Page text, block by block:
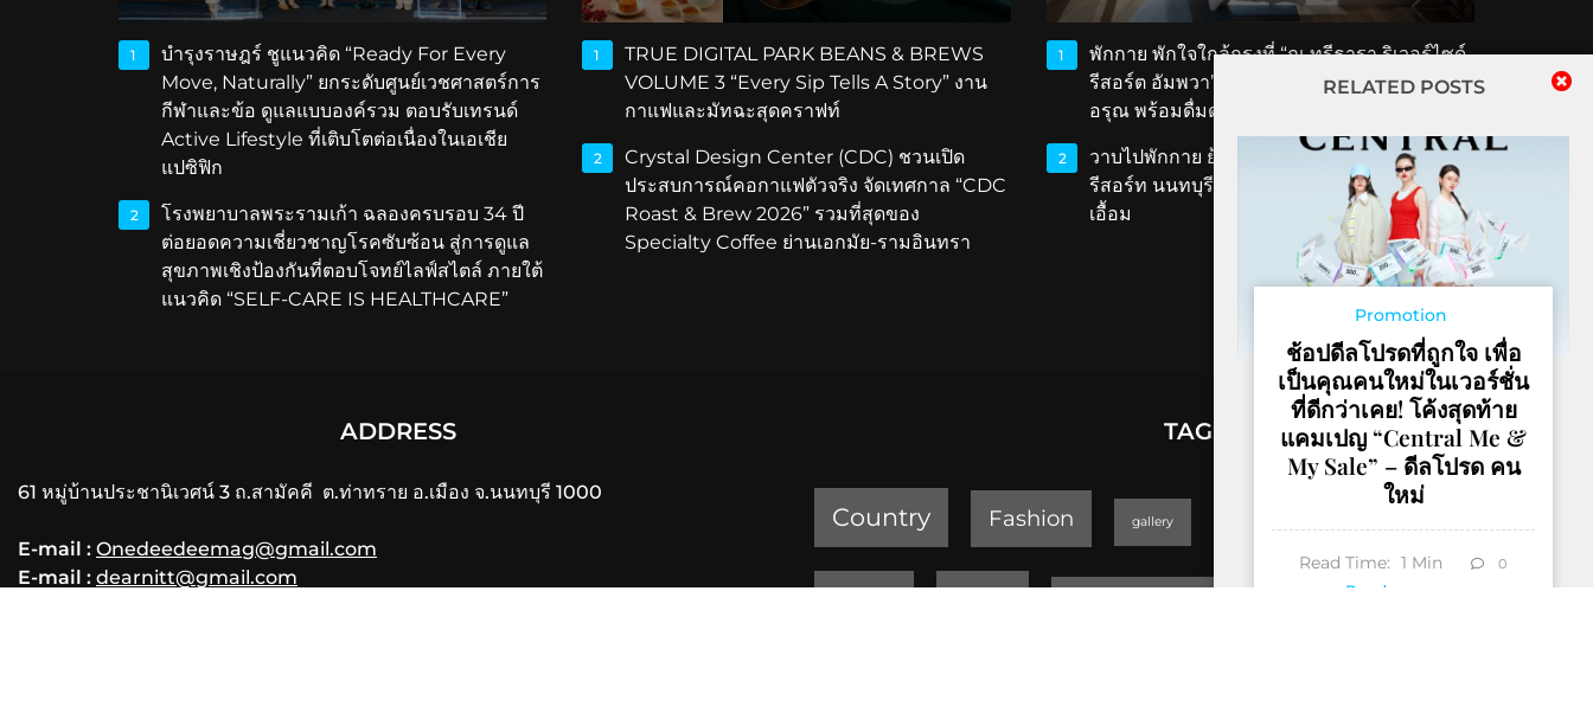
RELATED POSTS
Promotion
ช้อปดีลโปรดที่ถูกใจ เพื่อ
เป็นคุณคนใหม่ในเวอร์ชั่น
ที่ดีกว่าเคย! โค้งสุดท้าย
แคมเปญ “Central Me &
My Sale” – ดีลโปรด คน
ใหม่
Read Time: 1 Min 0
Read more
1
บำรุงราษฎร์ ชูแนวคิด “Ready For Every
Move, Naturally” ยกระดับศูนย์เวชศาสตร์การ
กีฬาและข้อ ดูแลแบบองค์รวม ตอบรับเทรนด์
Active Lifestyle ที่เติบโตต่อเนื่องในเอเชีย
แปซิฟิก
2
โรงพยาบาลพระรามเก้า ฉลองครบรอบ 34 ปี
ต่อยอดความเชี่ยวชาญโรคซับซ้อน สู่การดูแล
สุขภาพเชิงป้องกันที่ตอบโจทย์ไลฟ์สไตล์ ภายใต้
แนวคิด “SELF-CARE IS HEALTHCARE”
1
TRUE DIGITAL PARK BEANS & BREWS
VOLUME 3 “Every Sip Tells A Story” งาน
กาแฟและมัทฉะสุดคราฟท์
2
Crystal Design Center (CDC) ชวนเปิด
ประสบการณ์คอกาแฟตัวจริง จัดเทศกาล “CDC
Roast & Brew 2026” รวมที่สุดของ
Specialty Coffee ย่านเอกมัย-รามอินทรา
1
พักกาย พักใจใกล้กรุงที่ “ณ ทรีธารา ริเวอร์ไซด์
รีสอร์ต อัมพวา” สัมผัสวิถีริมน้ำ ตักบาตรรับ
อรุณ พร้อมดื่มด่ำเสน่ห์สมุทรสงคราม
2
วาบไปพักกาย ย้อนเวลาไปพักใจที่ ‘ทับขวัญ
รีสอร์ท นนทบุรี’ เสน่ห์เรือนไทยโบราณใกล้แค่
เอื้อม
ADDRESS
61 หมู่บ้านประชานิเวศน์ 3 ถ.สามัคคี ต.ท่าทราย อ.เมือง จ.นนทบุรี 1000
E-mail : Onedeedeemag@gmail.com
E-mail : dearnitt@gmail.com
TAGS
Country Fashion gallery lifestyle
Trending